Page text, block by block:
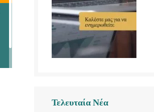
Τελευταία Νέα